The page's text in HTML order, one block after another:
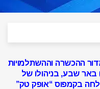
ההכשרה וההשתלמויות
שבע, בניהולו של
בקמפוס “אופק טק”